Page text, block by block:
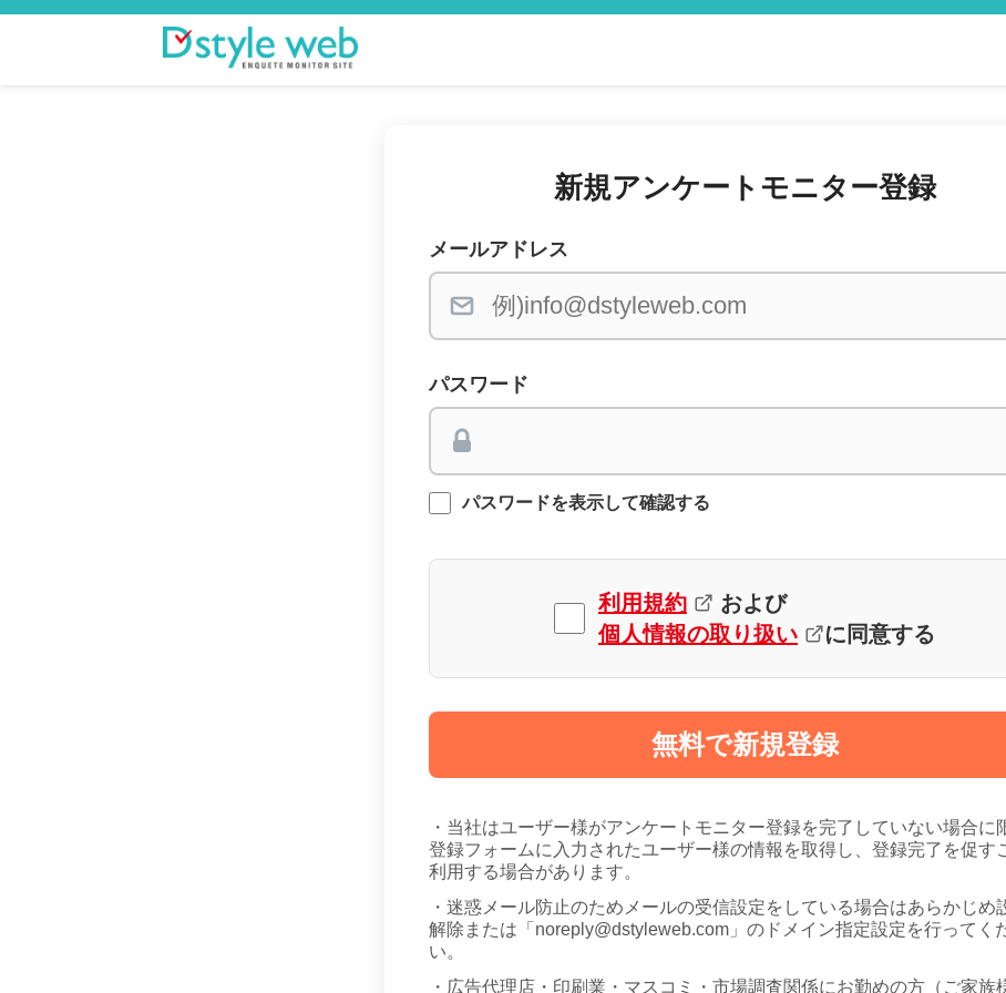
新規アンケートモニター登録
メールアドレス
パスワード
パスワードを表示して確認する
利用規約
および
個人情報の取り扱い
に同意する
無料で新規登録
・当社はユーザー様がアンケートモニター登録を完了していない場合に
登録フォームに入力されたユーザー様の情報を取得し、登録完了を促す
利用する場合があります。
・迷惑メール防止のためメールの受信設定をしている場合はあらかじめ
解除または「noreply@dstyleweb.com」のドメイン指定設定を行ってく
い。
・広告代理店・印刷業・マスコミ・市場調査関係にお勤めの方（ご家族